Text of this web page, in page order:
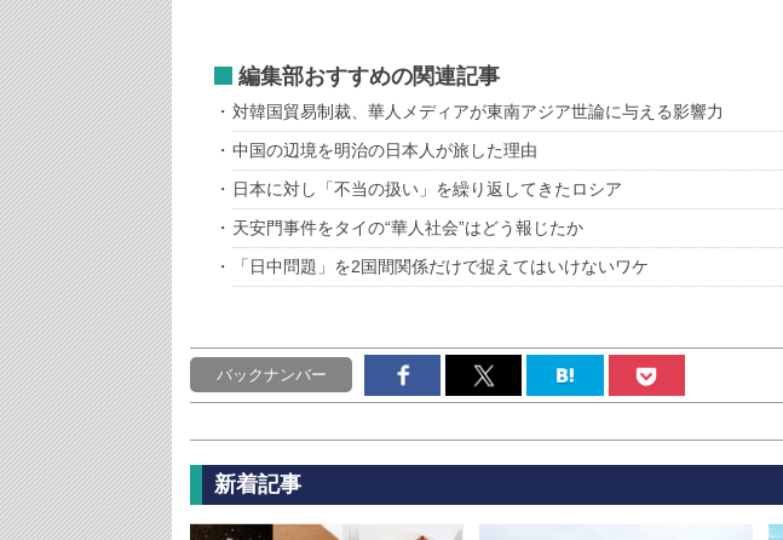
編集部おすすめの関連記事
対韓国貿易制裁、華人メディアが東南アジア世論に与える影響力
中国の辺境を明治の日本人が旅した理由
日本に対し「不当の扱い」を繰り返してきたロシア
天安門事件をタイの“華人社会”はどう報じたか
「日中問題」を2国間関係だけで捉えてはいけないワケ
バックナンバー
新着記事